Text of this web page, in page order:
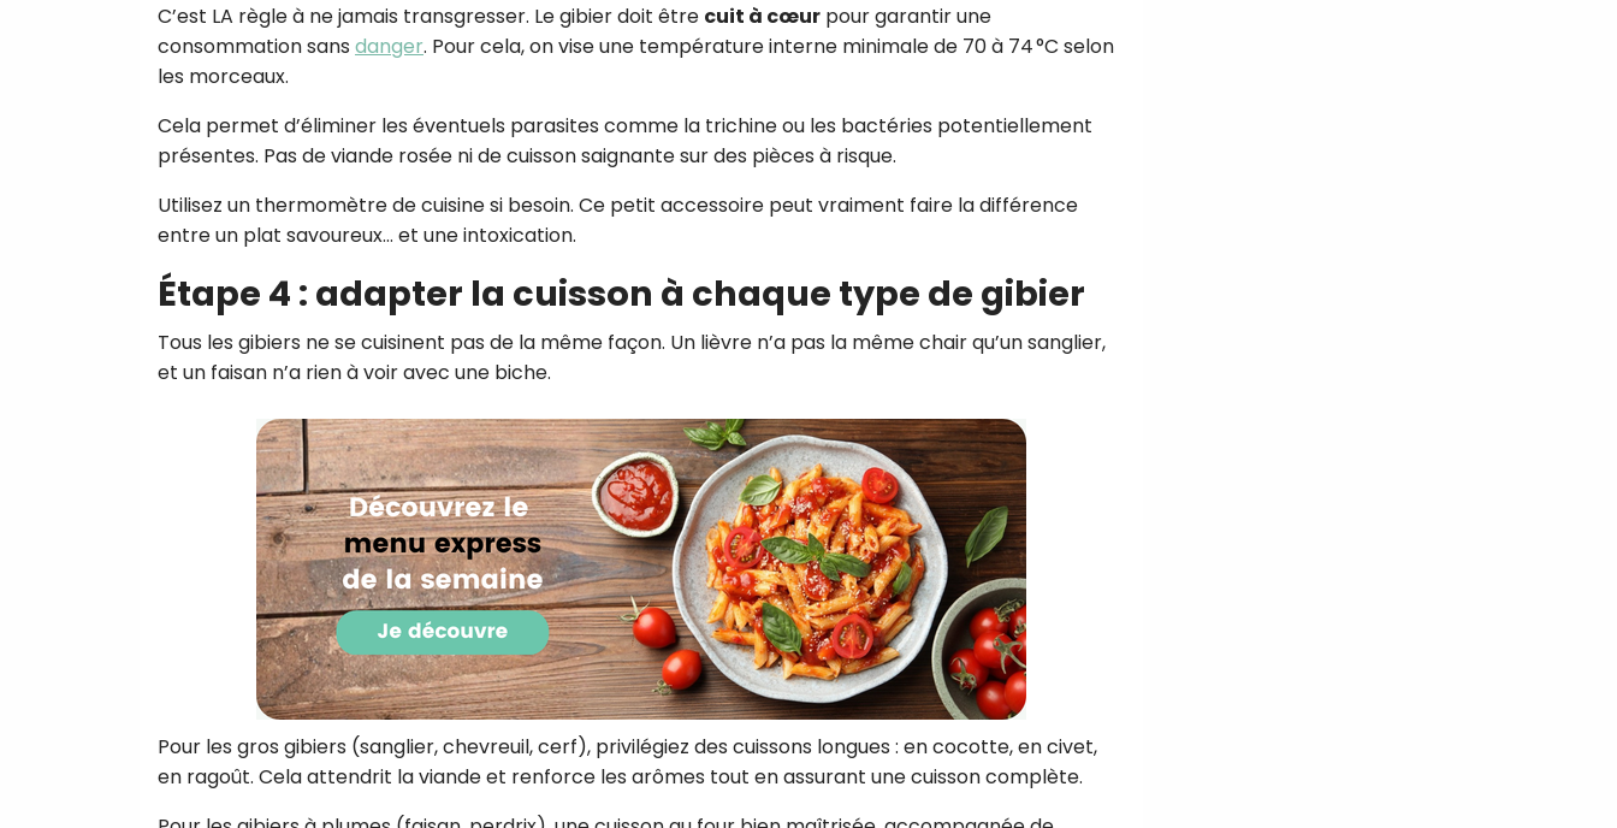
C’est LA règle à ne jamais transgresser. Le gibier doit être cuit à cœur pour garantir une
consommation sans danger. Pour cela, on vise une température interne minimale de 70 à 74 °C selon
les morceaux.
Cela permet d’éliminer les éventuels parasites comme la trichine ou les bactéries potentiellement
présentes. Pas de viande rosée ni de cuisson saignante sur des pièces à risque.
Utilisez un thermomètre de cuisine si besoin. Ce petit accessoire peut vraiment faire la différence
entre un plat savoureux… et une intoxication.
Étape 4 : adapter la cuisson à chaque type de gibier
Tous les gibiers ne se cuisinent pas de la même façon. Un lièvre n’a pas la même chair qu’un sanglier,
et un faisan n’a rien à voir avec une biche.
Pour les gros gibiers (sanglier, chevreuil, cerf), privilégiez des cuissons longues : en cocotte, en civet,
en ragoût. Cela attendrit la viande et renforce les arômes tout en assurant une cuisson complète.